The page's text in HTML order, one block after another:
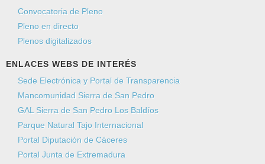
Convocatoria de Pleno
Pleno en directo
Plenos digitalizados
ENLACES WEBS DE INTERÉS
Sede Electrónica y Portal de Transparencia
Mancomunidad Sierra de San Pedro
GAL Sierra de San Pedro Los Baldíos
Parque Natural Tajo Internacional
Portal Diputación de Cáceres
Portal Junta de Extremadura